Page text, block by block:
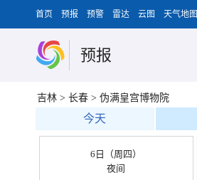
首页 预报 预警 雷达 云图 天气地图
预报
吉林 > 长春 > 伪满皇宫博物院
今天
6日（周四）
夜间